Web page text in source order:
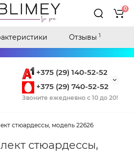
+375 (29) 140-52-52
+375 (29) 740-52-52
Звоните ежедневно с 10 до 20!
0
стюардессы, модель 22626
стюардессы,
Отзывы 1